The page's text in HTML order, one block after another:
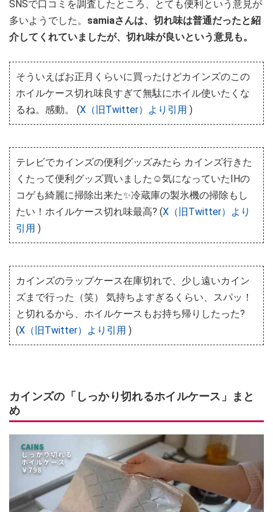
SNSで口コミを調査したところ、とても便利という意見が
多いようでした。 samiaさんは、切れ味は普通だったと紹
介してくれていましたが、切れ味が良いという意見も。
そういえばお正月くらいに買ったけどカインズのこの
ホイルケース切れ味良すぎて無駄にホイル使いたくな
るね。感動。 (X（旧Twitter）より引用 )
テレビでカインズの便利グッズみたら カインズ行きた
くたって便利グッズ買いました☺️気になっていたIHの
コゲも綺麗に掃除出来た✨冷蔵庫の製氷機の掃除もし
たい！ホイルケース切れ味最高? (X（旧Twitter）より
引用 )
カインズのラップケース在庫切れで、少し遠いカイン
ズまで行った（笑） 気持ちよすぎるくらい、スパッ！
と切れるから、ホイルケースもお持ち帰りしたった?
(X（旧Twitter）より引用 )
カインズの「しっかり切れるホイルケース」まと
め